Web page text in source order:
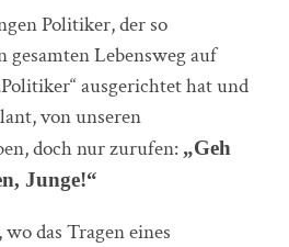
Politiker, der so
Lebensweg auf
ausgerichtet hat und
von unseren
doch nur zurufen: „Geh
Junge!“
das Tragen eines